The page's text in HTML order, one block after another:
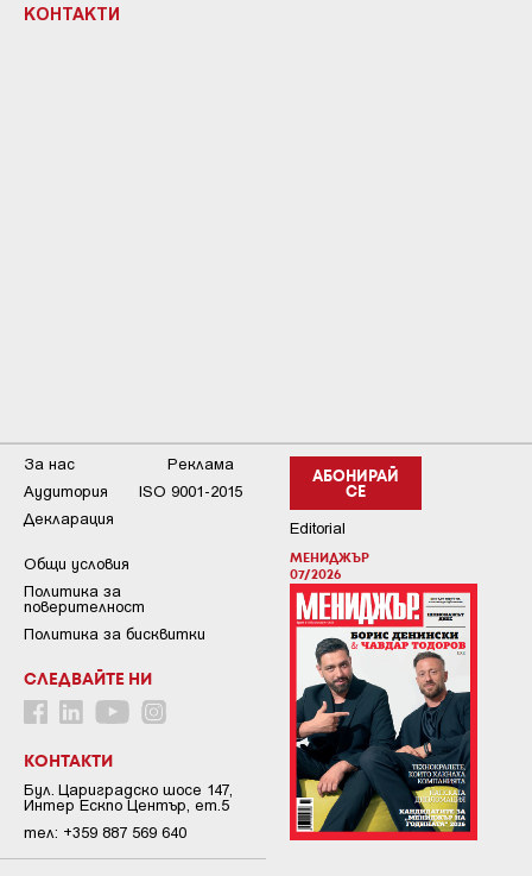
КОНТАКТИ
АБОНИРАЙ
СЕ
Editorial
МЕНИДЖЪР
07/2026
За нас
Реклама
Аудитория
ISO 9001-2015
Декларация
Общи условия
Пoлитикa зa
пoвepитeлнocт
Политика за бисквитки
СЛЕДВАЙТЕ НИ
КОНТАКТИ
Бул. Цариградско шосе 147,
Интер Ескпо Център, ет.5
тел: +359 887 569 640